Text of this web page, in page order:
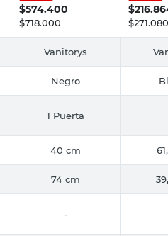
$574.400
$718.000
$
$271.080
Vanitorys
Negro
1 Puerta
40 cm
74 cm
-